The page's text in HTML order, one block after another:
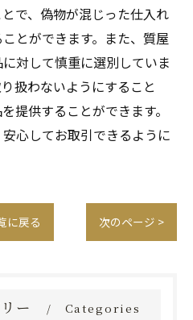
で、偽物が混じった仕入れ
とができます。また、質屋
対して慎重に選別していま
扱わないようにすること
提供することができます。
心してお取引できるように
に戻る 次のページ >
ー Categories